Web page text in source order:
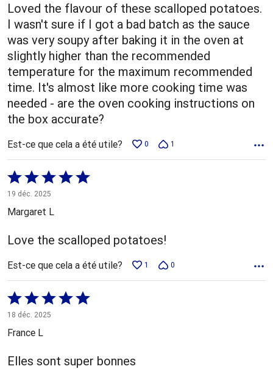
Loved the flavour of these scalloped potatoes.
I wasn't sure if I got a bad batch as the sauce
was very soupy after baking it in the oven at
slightly higher than the recommended
temperature for the maximum recommended
time. It's almost like more cooking time was
needed - are the oven cooking instructions on
the box accurate?
Est-ce que cela a été utile? 0 1
Coté
5 sur
5
19 déc. 2025
Margaret L
Love the scalloped potatoes!
Est-ce que cela a été utile? 1 0
Coté
5 sur
5
18 déc. 2025
France L
Elles sont super bonnes